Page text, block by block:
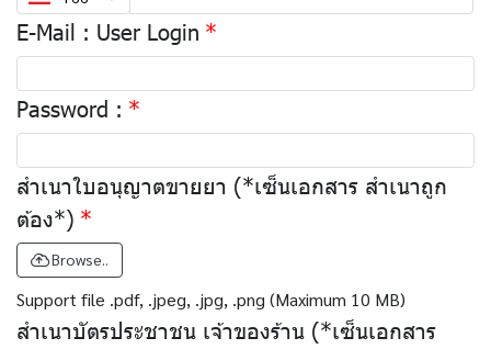
E-Mail : User Login
Password :
สำเนาใบอนุญาตขายยา (*เซ็นเอกสาร สำเนาถูก
ต้อง*)
Browse..
Support file .pdf, .jpeg, .jpg, .png (Maximum 10 MB)
สำเนาบัตรประชาชน เจ้าของร้าน (*เซ็นเอกสาร